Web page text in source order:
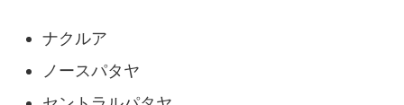
ナクルア
ノースパタヤ